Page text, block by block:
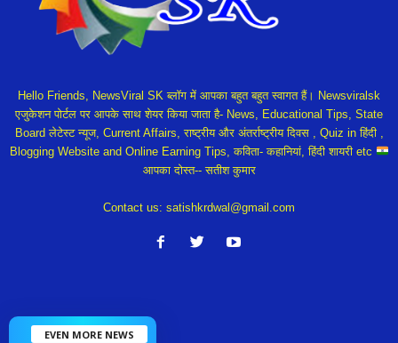
Hello Friends, NewsViral SK ब्लॉग में आपका बहुत बहुत स्वागत हैं। Newsviralsk
एजुकेशन पोर्टल पर आपके साथ शेयर किया जाता है- News, Educational Tips, State
Board लेटेस्ट न्यूज, Current Affairs, राष्ट्रीय और अंतर्राष्ट्रीय दिवस , Quiz in हिंदी ,
Blogging Website and Online Earning Tips, कविता- कहानियां, हिंदी शायरी etc
आपका दोस्त-- सतीश कुमार
Contact us: satishkrdwal@gmail.com
EVEN MORE NEWS